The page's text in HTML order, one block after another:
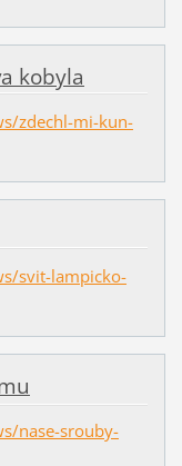
kobyla
zdechl-mi-kun-
svit-lampicko-
nase-srouby-